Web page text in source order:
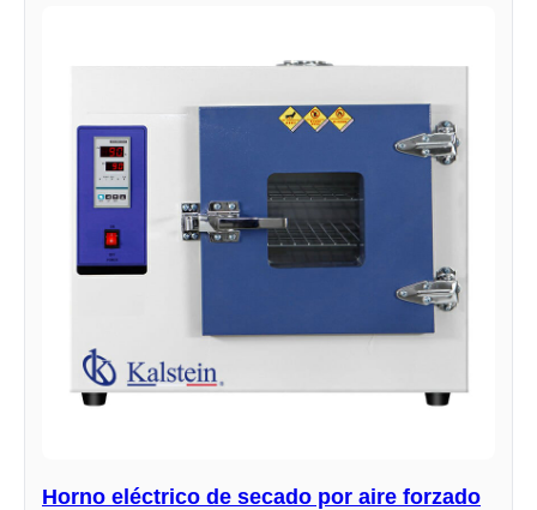
Horno eléctrico de secado por aire forzado